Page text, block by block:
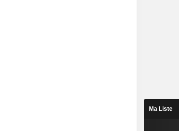
Ma Liste